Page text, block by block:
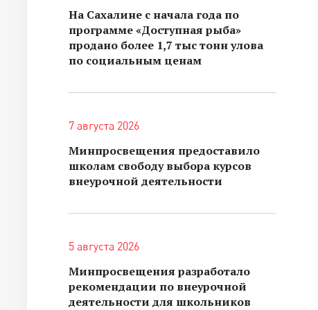
На Сахалине с начала года по
программе «Доступная рыба»
продано более 1,7 тыс тонн улова
по социальным ценам
7 августа 2026
Минпросвещения предоставило
школам свободу выбора курсов
внеурочной деятельности
5 августа 2026
Минпросвещения разработало
рекомендации по внеурочной
деятельности для школьников